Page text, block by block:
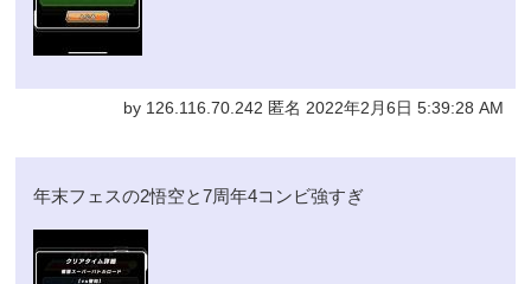
by 126.116.70.242 匿名 2022年2月6日 5:39:28 AM
年末フェスの2悟空と7周年4コンビ強すぎ